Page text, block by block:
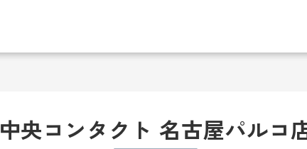
中央コンタクト 名古屋パルコ